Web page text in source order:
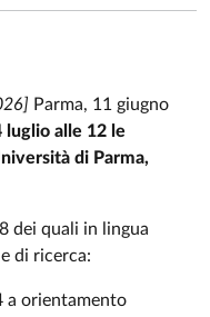
Parma, 11 giugno
luglio alle 12 le
di Parma,
dei quali in lingua
di ricerca:
a orientamento